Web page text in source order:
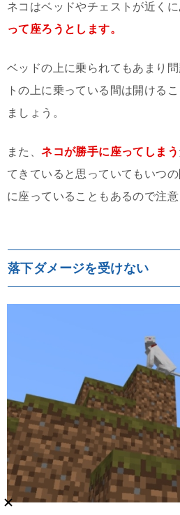
ネコはベッドやチェストが近くに
って座ろうとします。
ベッドの上に乗られてもあまり
トの上に乗っている間は開ける
ましょう。
また、ネコが勝手に座ってしまう
てきていると思っていてもいつ
に座っていることもあるので注意
落下ダメージを受けない